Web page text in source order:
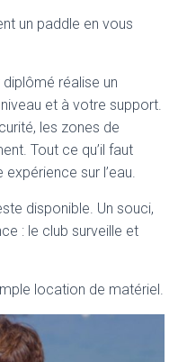
un paddle en vous
réalise un
et à votre support.
les zones de
Tout ce qu’il faut
sur l’eau.
disponible. Un souci,
: le club surveille et
location de matériel.